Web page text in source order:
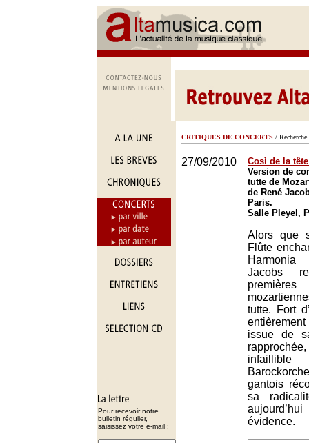
Pour recevoir notre
bulletin régulier,
saisissez votre e-mail :
CRITIQUES DE CONCERTS / Recherche
27/09/2010
Così de la
Version de
tutte de
de René
Paris.
Salle Pleyel,
Alors que
Flûte
Jacobs
tutte. Fort
issue de
gantois
sa
évidence.